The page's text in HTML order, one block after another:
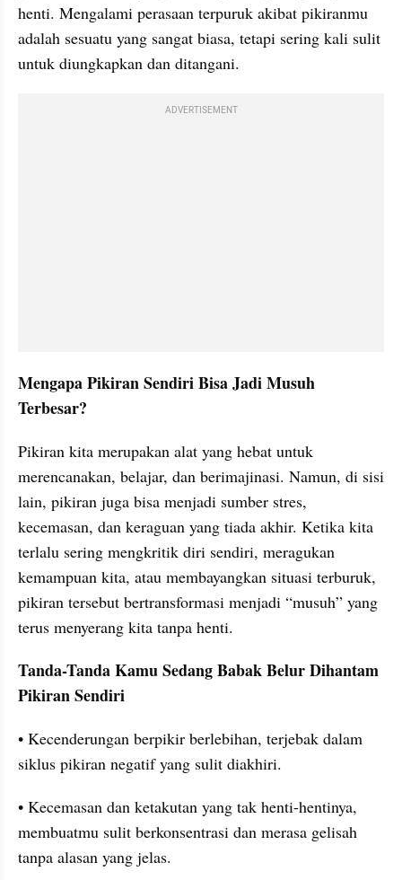
henti. Mengalami perasaan terpuruk akibat pikiranmu
adalah sesuatu yang sangat biasa, tetapi sering kali sulit
untuk diungkapkan dan ditangani.
ADVERTISEMENT
Mengapa Pikiran Sendiri Bisa Jadi Musuh
Terbesar?
Pikiran kita merupakan alat yang hebat untuk
merencanakan, belajar, dan berimajinasi. Namun, di sisi
lain, pikiran juga bisa menjadi sumber stres,
kecemasan, dan keraguan yang tiada akhir. Ketika kita
terlalu sering mengkritik diri sendiri, meragukan
kemampuan kita, atau membayangkan situasi terburuk,
pikiran tersebut bertransformasi menjadi “musuh” yang
terus menyerang kita tanpa henti.
Tanda-Tanda Kamu Sedang Babak Belur Dihantam
Pikiran Sendiri
• Kecenderungan berpikir berlebihan, terjebak dalam
siklus pikiran negatif yang sulit diakhiri.
• Kecemasan dan ketakutan yang tak henti-hentinya,
membuatmu sulit berkonsentrasi dan merasa gelisah
tanpa alasan yang jelas.